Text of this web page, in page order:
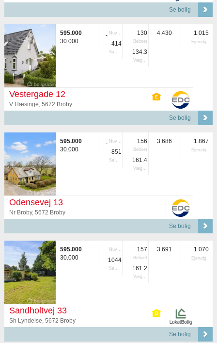
Se bolig
595.000
30.000
- Nuvær.
414
Samlet
130
Beboet
134.3
Vægtet
4.430 1.015
Ejerudg.
Vestergade 12
V Hæsinge, 5672 Broby
Se bolig
595.000
30.000
- Nuvær.
851
Samlet
156
Beboet
161.4
Vægtet
3.686 1.867
Ejerudg.
Odensevej 13
Nr Broby, 5672 Broby
Se bolig
595.000
30.000
- Nuvær.
1044
Samlet
157
Beboet
161.2
Vægtet
3.691 1.070
Ejerudg.
Sandholtvej 33
Sh Lyndelse, 5672 Broby
Se bolig